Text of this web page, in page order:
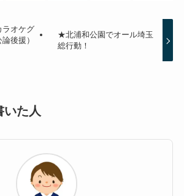
オケグ
後援）
★北浦和公園でオール埼玉
総行動！
いた人